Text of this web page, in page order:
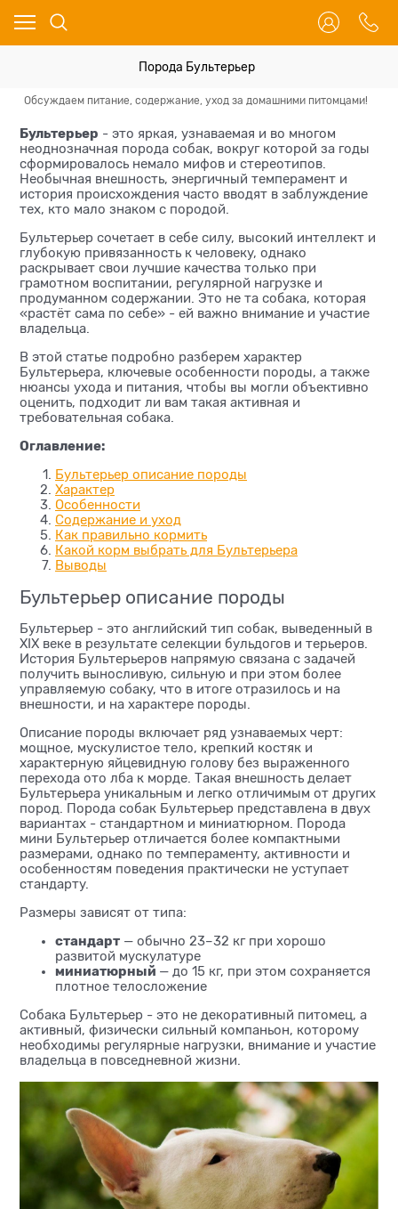
Порода Бультерьер
Обсуждаем питание, содержание, уход за домашними питомцами!
Бультерьер - это яркая, узнаваемая и во многом
неоднозначная порода собак, вокруг которой за годы
сформировалось немало мифов и стереотипов.
Необычная внешность, энергичный темперамент и
история происхождения часто вводят в заблуждение
тех, кто мало знаком с породой.
Бультерьер сочетает в себе силу, высокий интеллект и
глубокую привязанность к человеку, однако
раскрывает свои лучшие качества только при
грамотном воспитании, регулярной нагрузке и
продуманном содержании. Это не та собака, которая
«растёт сама по себе» - ей важно внимание и участие
владельца.
В этой статье подробно разберем характер
Бультерьера, ключевые особенности породы, а также
нюансы ухода и питания, чтобы вы могли объективно
оценить, подходит ли вам такая активная и
требовательная собака.
Оглавление:
Бультерьер описание породы
Характер
Особенности
Содержание и уход
Как правильно кормить
Какой корм выбрать для Бультерьера
Выводы
Бультерьер описание породы
Бультерьер - это английский тип собак, выведенный в
XIX веке в результате селекции бульдогов и терьеров.
История Бультерьеров напрямую связана с задачей
получить выносливую, сильную и при этом более
управляемую собаку, что в итоге отразилось и на
внешности, и на характере породы.
Описание породы включает ряд узнаваемых черт:
мощное, мускулистое тело, крепкий костяк и
характерную яйцевидную голову без выраженного
перехода ото лба к морде. Такая внешность делает
Бультерьера уникальным и легко отличимым от других
пород. Порода собак Бультерьер представлена в двух
вариантах - стандартном и миниатюрном. Порода
мини Бультерьер отличается более компактными
размерами, однако по темпераменту, активности и
особенностям поведения практически не уступает
стандарту.
Размеры зависят от типа:
стандарт — обычно 23–32 кг при хорошо
развитой мускулатуре
миниатюрный — до 15 кг, при этом сохраняется
плотное телосложение
Собака Бультерьер - это не декоративный питомец, а
активный, физически сильный компаньон, которому
необходимы регулярные нагрузки, внимание и участие
владельца в повседневной жизни.